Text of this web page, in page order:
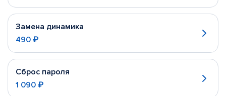
Замена динамика
490 ₽
Сброс пароля
1 090 ₽